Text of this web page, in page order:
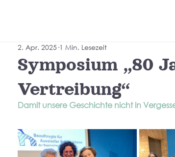
Symposium „80
Vertreibung“
2. Apr. 2025 1 Min. Lesezeit
Damit unsere Geschichte nicht in